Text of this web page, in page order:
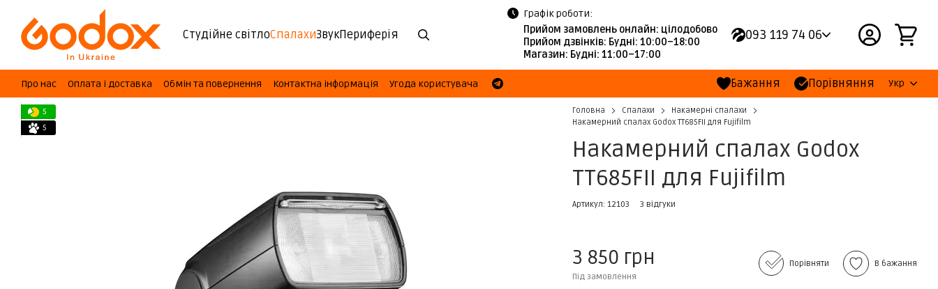
Перейти до основного контенту
Студійне світлоСпалахиЗвукПериферія
Графік роботи:
Прийом замовлень онлайн: цілодобово
Прийом дзвінків: Будні: 10:00–18:00
Магазин: Будні: 11:00–17:00
093 119 74 06
Про нас Оплата і доставка Обмін та повернення Контактна інформація Угода користувача Бажання Порівняння Укр
5
5
Головна Спалахи
Накамерні спалахи
Накамерний спалах Godox TT685FII для Fujifilm
Накамерний спалах Godox
TT685FII для Fujifilm
Артикул: 12103 3 відгуки
3 850 грн
Під замовлення
Порівняти В бажання